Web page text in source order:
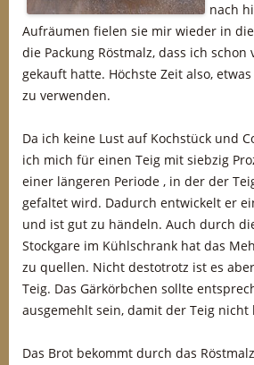
nach
Aufräumen fielen sie mir wieder in
die Packung Röstmalz, dass ich schon
gekauft hatte. Höchste Zeit also,
zu verwenden.
Da ich keine Lust auf Kochstück und
ich mich für einen Teig mit siebzig
einer längeren Periode , in der der
gefaltet wird. Dadurch entwickelt er
und ist gut zu händeln. Auch durch
Stockgare im Kühlschrank hat das
zu quellen. Nicht destotrotz ist es
Teig. Das Gärkörbchen sollte
ausgemehlt sein, damit der Teig nicht
Das Brot bekommt durch das